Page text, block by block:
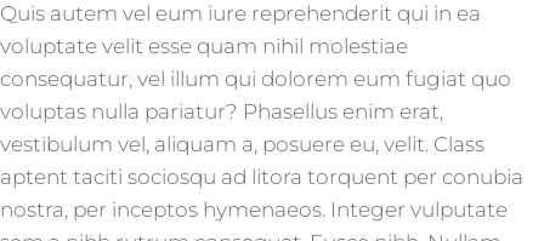
Quis autem vel eum iure reprehenderit qui in ea
voluptate velit esse quam nihil molestiae
consequatur, vel illum qui dolorem eum fugiat quo
voluptas nulla pariatur? Phasellus enim erat,
vestibulum vel, aliquam a, posuere eu, velit. Class
aptent taciti sociosqu ad litora torquent per conubia
nostra, per inceptos hymenaeos. Integer vulputate